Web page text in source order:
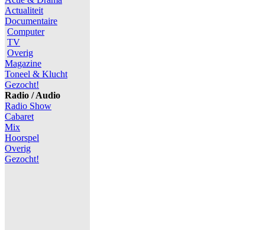
Actualiteit
Documentaire
Computer
TV
Overig
Magazine
Toneel & Klucht
Gezocht!
Radio / Audio
Radio Show
Cabaret
Mix
Hoorspel
Overig
Gezocht!